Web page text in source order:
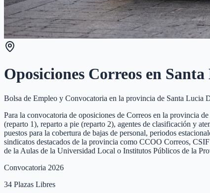
Oposiciones Correos en
Bolsa de Empleo y Convocatoria en la provincia de Santa Lucia
Para la convocatoria de oposiciones de Correos en la provincia
(reparto 1), reparto a pie (reparto 2), agentes de clasificación y
puestos para la cobertura de bajas de personal, periodos
sindicatos destacados de la provincia como CCOO Correos,
de la Aulas de la Universidad Local o Institutos Públicos de la
Convocatoria 2026
34 Plazas Libres